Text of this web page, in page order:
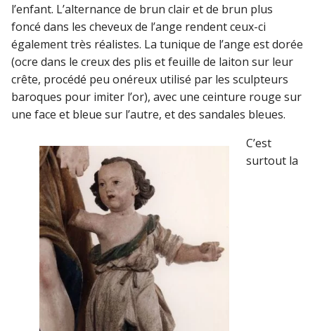
l’enfant. L’alternance de brun clair et de brun plus
foncé dans les cheveux de l’ange rendent ceux-ci
également très réalistes. La tunique de l’ange est dorée
(ocre dans le creux des plis et feuille de laiton sur leur
crête, procédé peu onéreux utilisé par les sculpteurs
baroques pour imiter l’or), avec une ceinture rouge sur
une face et bleue sur l’autre, et des sandales bleues.
C’est
surtout la